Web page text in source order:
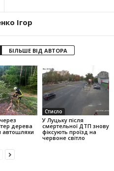
Ігор
БІЛЬШЕ ВІД АВТОРА
дерева
автошляхи
Стисло
У Луцьку після
смертельної ДТП знову
фіксують проїзд на
червоне світло